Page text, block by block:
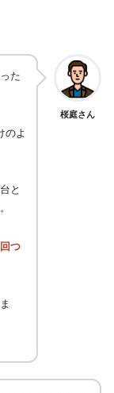
た
のよ
と
つ
桜庭さん